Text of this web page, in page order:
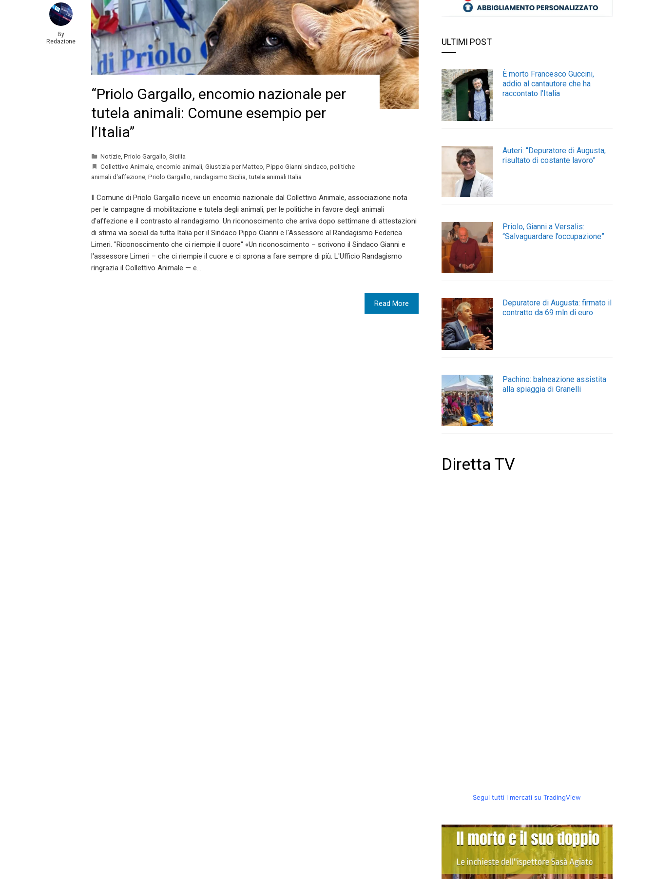
By
Redazione
“Priolo Gargallo, encomio nazionale per
tutela animali: Comune esempio per
l’Italia”
Notizie Priolo Gargallo Sicilia
Collettivo Animale encomio animali Giustizia per Matteo Pippo Gianni sindaco politiche
animali d'affezione Priolo Gargallo randagismo Sicilia tutela animali Italia
Il Comune di Priolo Gargallo riceve un encomio nazionale dal Collettivo Animale, associazione nota
per le campagne di mobilitazione e tutela degli animali, per le politiche in favore degli animali
d'affezione e il contrasto al randagismo. Un riconoscimento che arriva dopo settimane di attestazioni
di stima via social da tutta Italia per il Sindaco Pippo Gianni e l'Assessore al Randagismo Federica
Limeri. "Riconoscimento che ci riempie il cuore" «Un riconoscimento – scrivono il Sindaco Gianni e
l'assessore Limeri – che ci riempie il cuore e ci sprona a fare sempre di più. L'Ufficio Randagismo
ringrazia il Collettivo Animale — e…
Read More
ULTIMI POST
È morto Francesco Guccini,
addio al cantautore che ha
raccontato l’Italia
Auteri: “Depuratore di Augusta,
risultato di costante lavoro”
Priolo, Gianni a Versalis:
“Salvaguardare l’occupazione”
Depuratore di Augusta: firmato il
contratto da 69 mln di euro
Pachino: balneazione assistita
alla spiaggia di Granelli
Diretta TV
Segui tutti i mercati su TradingView